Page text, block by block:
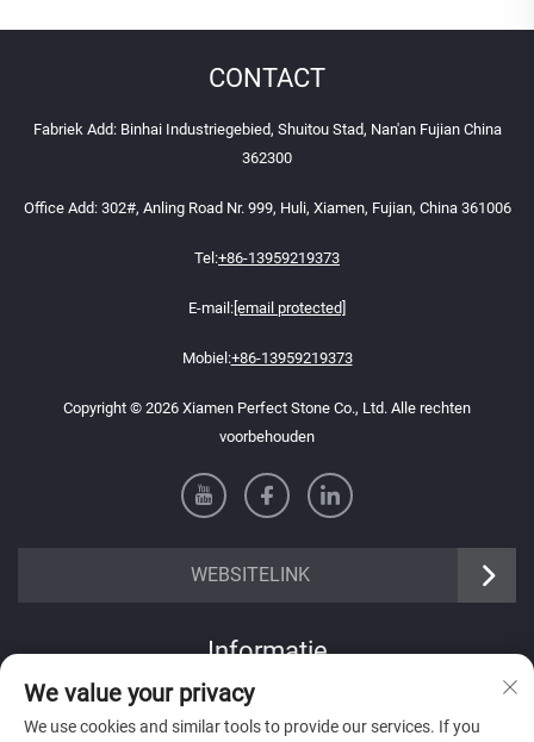
CONTACT
Fabriek Add: Binhai Industriegebied, Shuitou Stad, Nan'an Fujian China
362300
Office Add: 302#, Anling Road Nr. 999, Huli, Xiamen, Fujian, China 361006
Tel:+86-13959219373
E-mail: [email protected]
Mobiel:+86-13959219373
Copyright © 2026 Xiamen Perfect Stone Co., Ltd. Alle rechten
voorbehouden
WEBSITELINK
Informatie
Meld je aan om onze wekelijkse nieuwsbrief te ontvangen
We value your privacy
We use cookies and similar tools to provide our services. If you